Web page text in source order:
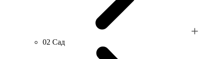
02 Сад